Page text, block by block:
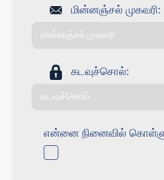
மின்னஞ்சல் முகவரி:
கடவுச்சொல்:
என்னை நினைவில்